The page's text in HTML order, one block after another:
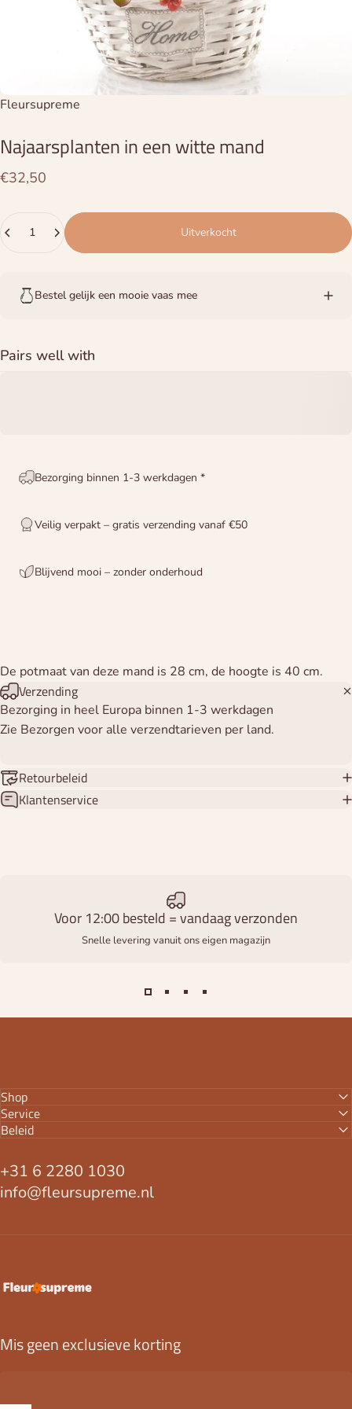
Leverancier:
Fleursupreme
Najaarsplantenineenwittemand
€32,50
Uitverkocht
Bestel gelijk een mooie vaas mee
Pairs well with
Bezorging binnen 1-3 werkdagen *
Veilig verpakt – gratis verzending vanaf €50
Blijvend mooi – zonder onderhoud
De potmaat van deze mand is 28 cm, de hoogte is 40 cm.
Verzending
Bezorging in heel Europa binnen 1-3 werkdagen
Zie Bezorgen voor alle verzendtarieven per land.
Retourbeleid
Klantenservice
Voor 12:00 besteld = vandaag verzonden
Snelle levering vanuit ons eigen magazijn
Shop
Service
Beleid
+31 6 2280 1030
info@fleursupreme.nl
FleurSupreme
Mis geen exclusieve korting